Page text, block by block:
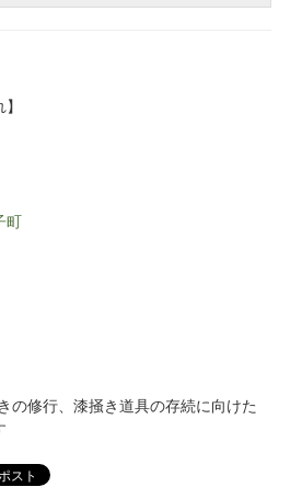
町
の修行、漆掻き道具の存続に向けた